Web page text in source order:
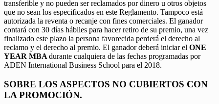
transferible y no pueden ser reclamados por dinero u otros objetos
que no sean los especificados en este Reglamento. Tampoco está
autorizada la reventa o recanje con fines comerciales. El ganador
contará con 30 días hábiles para hacer retiro de su premio, una vez
finalizado este plazo la persona favorecida perderá el derecho al
reclamo y el derecho al premio. El ganador deberá iniciar el ONE
YEAR MBA durante cualquiera de las fechas programadas por
ADEN International Business School para el 2018.
SOBRE LOS ASPECTOS NO CUBIERTOS CON
LA PROMOCIÓN.